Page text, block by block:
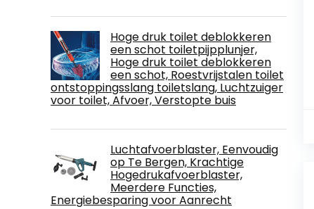
Hoge druk toilet deblokkeren
een schot toiletpijpplunjer,
Hoge druk toilet deblokkeren
een schot, Roestvrijstalen toilet
ontstoppingsslang toiletslang, Luchtzuiger
voor toilet, Afvoer, Verstopte buis
Luchtafvoerblaster, Eenvoudig
op Te Bergen, Krachtige
Hogedrukafvoerblaster,
Meerdere Functies,
Energiebesparing voor Aanrecht